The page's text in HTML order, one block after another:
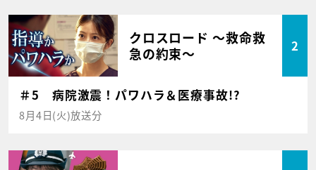
クロスロード ～救命救
急の約束～
2
＃5 病院激震！パワハラ＆医療事故!?
8月4日(火)放送分